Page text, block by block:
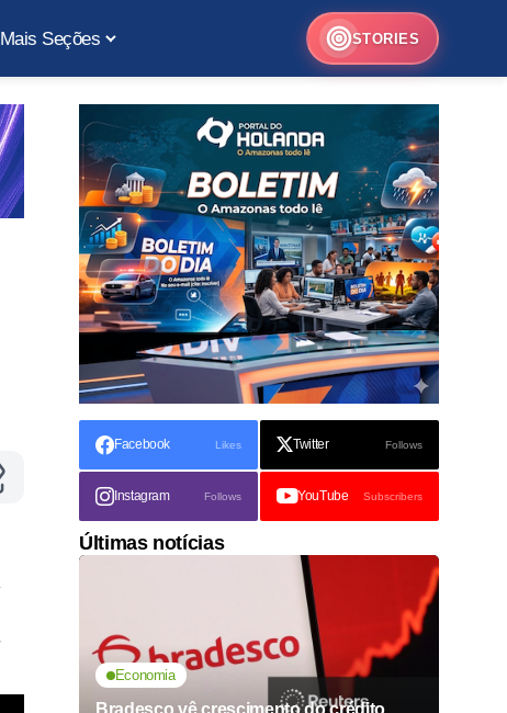
Mais Seções STORIES
Facebook Likes Twitter Follows
Instagram Follows YouTube Subscribers
Últimas notícias
Economia